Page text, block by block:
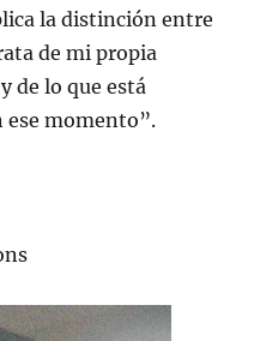
la distinción entre
de mi propia
de lo que está
ese momento”.